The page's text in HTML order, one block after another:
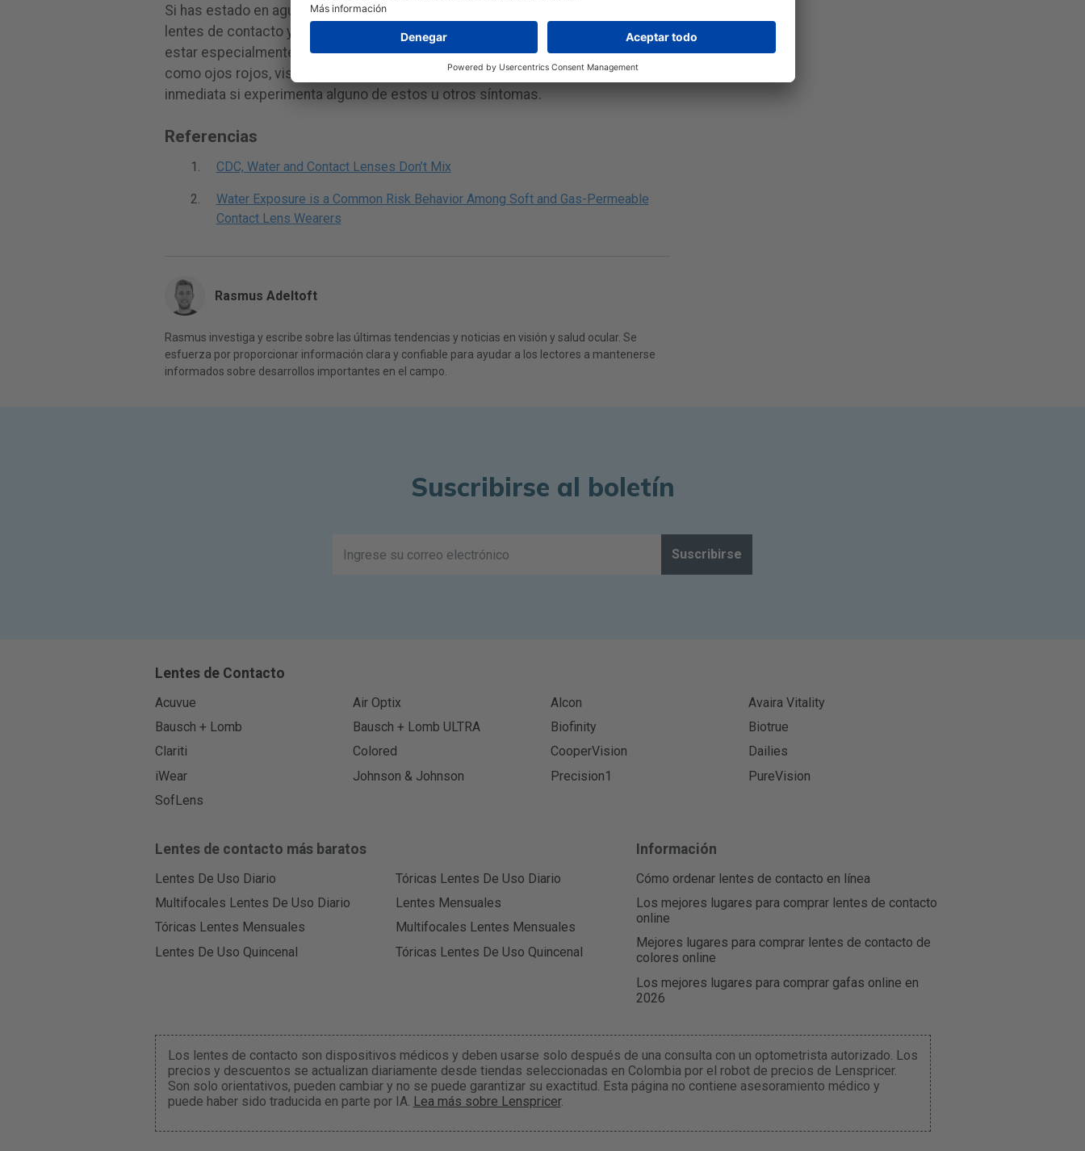
Si has estado en agua con tus lentes de contacto, tómalo con calma. Quítate los
lentes de contacto y deséchalos. Es probable que no ocurra nada, pero debes
estar especialmente atento durante los próximos días a nuevos síntomas,
como ojos rojos, visión borrosa o dolor en tus ojos. Busca atención médica
inmediata si experimenta alguno de estos u otros síntomas.
Referencias
CDC, Water and Contact Lenses Don’t Mix
Water Exposure is a Common Risk Behavior Among Soft and Gas-Permeable
Contact Lens Wearers
Rasmus Adeltoft
Rasmus investiga y escribe sobre las últimas tendencias y noticias en visión y salud ocular. Se
esfuerza por proporcionar información clara y confiable para ayudar a los lectores a mantenerse
informados sobre desarrollos importantes en el campo.
Suscribirse al boletín
Suscribirse
Lentes de Contacto
Acuvue Air Optix Alcon
Avaira Vitality
Bausch + Lomb
Bausch + Lomb ULTRA Biofinity
Biotrue
Clariti
Colored CooperVision
Dailies
iWear
Johnson & Johnson Precision1
PureVision
SofLens
Lentes de contacto más baratos
Lentes De Uso Diario
Tóricas Lentes De Uso Diario
Multifocales Lentes De Uso Diario
Lentes Mensuales
Tóricas Lentes Mensuales
Multifocales Lentes Mensuales
Lentes De Uso Quincenal
Tóricas Lentes De Uso Quincenal
Información
Cómo ordenar lentes de contacto en línea
Los mejores lugares para comprar lentes de contacto
online
Mejores lugares para comprar lentes de contacto de
colores online
Los mejores lugares para comprar gafas online en
2026
Los lentes de contacto son dispositivos médicos y deben usarse solo después de una consulta con un optometrista autorizado. Los
precios y descuentos se actualizan diariamente desde tiendas seleccionadas en Colombia por el robot de precios de Lenspricer.
Son solo orientativos, pueden cambiar y no se puede garantizar su exactitud. Esta página no contiene asesoramiento médico y
puede haber sido traducida en parte por IA. Lea más sobre Lenspricer.